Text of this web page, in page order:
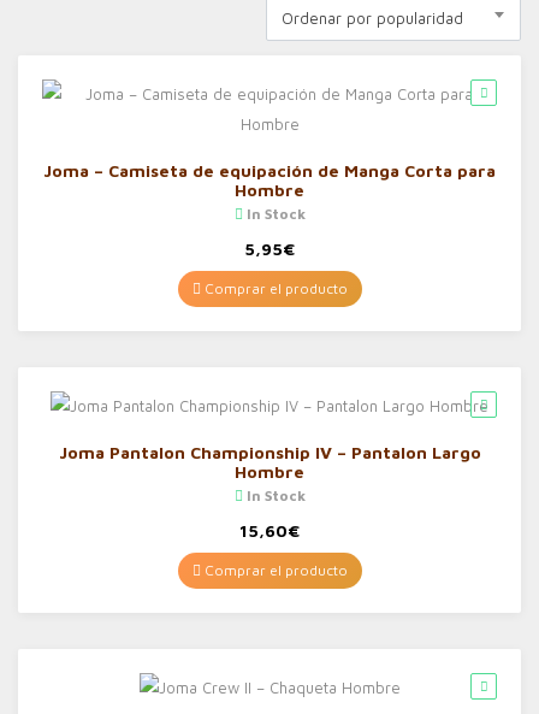
Ordenar por popularidad
Joma – Camiseta de equipación de Manga Corta para
Hombre
In Stock
5,95€
Comprar el producto
Joma Pantalon Championship IV – Pantalon Largo
Hombre
In Stock
15,60€
Comprar el producto